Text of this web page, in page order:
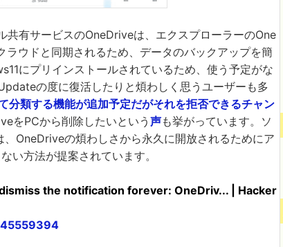
有サービスのOneDriveは、エクスプローラーのOne
ウドと同期されるため、データのバックアップを簡
にプリインストールされているため、使う予定がな
の度に復活したりと煩わしく思うユーザーも多
類する機能が追加予定だがそれを拒否できるチャン
をPCから削除したいという声も挙がっています。ソ
OneDriveの煩わしさから永久に開放されるためにア
い方法が提案されています。
the notification forever: OneDriv... | Hacker